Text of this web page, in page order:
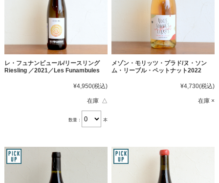
レ・フュナンビュール/リースリング
Riesling ／2021／Les Funambules
¥4,950(税込)
在庫 △
数量： 本
メゾン・モリッツ・プラド/ヌ・ソン
ム・リーブル・ペットナット2022
¥4,730(税込)
在庫 ×